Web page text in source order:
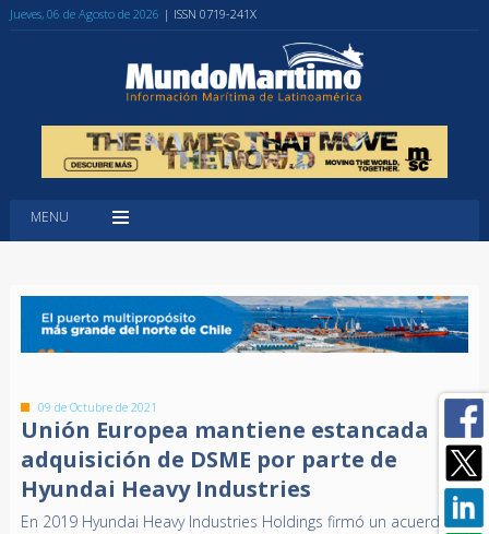
Jueves, 06 de Agosto de 2026 | ISSN 0719-241X
MENU
09 de Octubre de 2021
Unión Europea mantiene estancada
adquisición de DSME por parte de
Hyundai Heavy Industries
En 2019 Hyundai Heavy Industries Holdings firmó un acuerdo